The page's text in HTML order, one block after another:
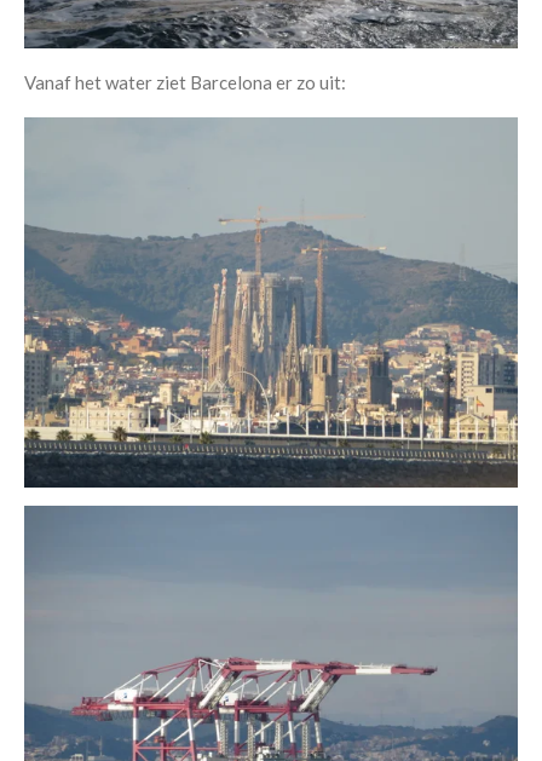
Vanaf het water ziet Barcelona er zo uit: